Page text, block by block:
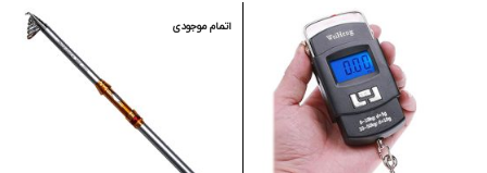
اتمام موجودی